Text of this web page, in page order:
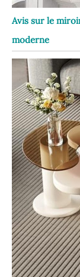
Avis sur le
moderne